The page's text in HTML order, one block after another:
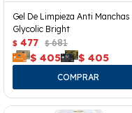
Gel De Limpieza Anti Manchas
Glycolic Bright
$ 477 $ 681
$ 405 $ 405